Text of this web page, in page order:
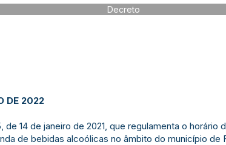
Decreto
DE 2022
14 de janeiro de 2021, que regulamenta o
de bebidas alcoólicas no âmbito do município de